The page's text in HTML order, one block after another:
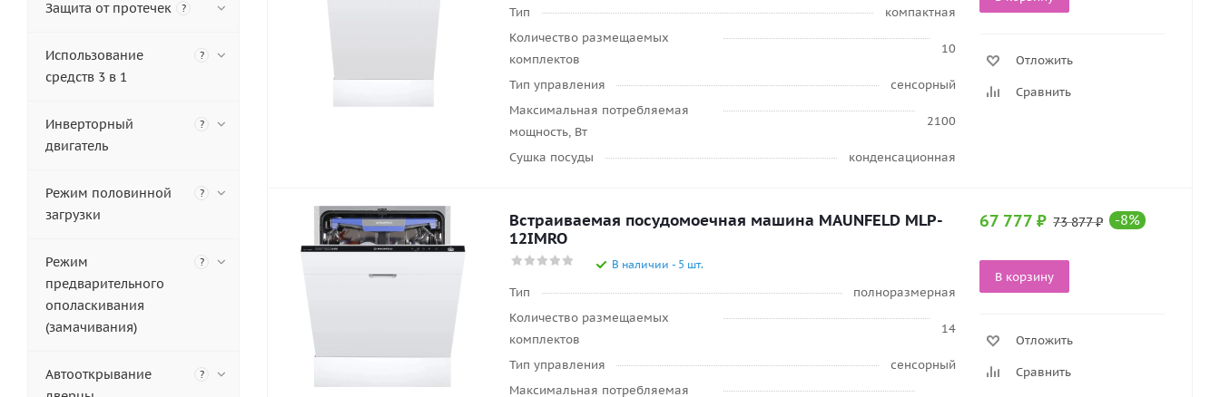
Тип
компактная
Количество размещаемых
комплектов
10
Тип управления
сенсорный
Максимальная потребляемая
мощность, Вт
2100
Сушка посуды конденсационная
Отложить
Сравнить
Встраиваемая посудомоечная машина MAUNFELD MLP-
12IMRO
В наличии - 5 шт.
Тип
полноразмерная
Количество размещаемых
комплектов
14
Тип управления
сенсорный
Максимальная потребляемая
67 777 ₽ 73 877₽ -8%
В корзину
Отложить
Сравнить
Защита от протечек ?
Использование
средств 3 в 1
?
Инверторный
двигатель
?
Режим половинной
загрузки
?
Режим
предварительного
ополаскивания
(замачивания)
?
Автооткрывание
?